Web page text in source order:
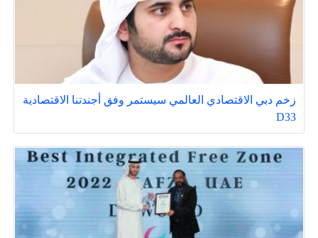
زخم دبي الاقتصادي العالمي سيستمر وفق أجندتنا الاقتصادية
D33